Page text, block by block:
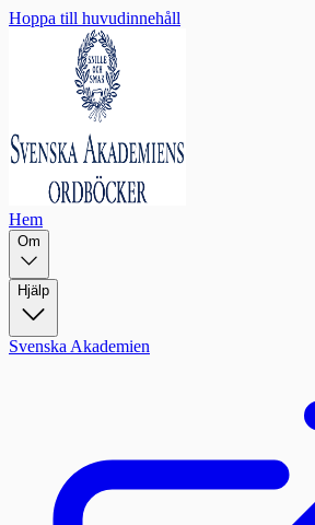
Hoppa till huvudinnehåll
Hem
Om
Hjälp
Svenska Akademien